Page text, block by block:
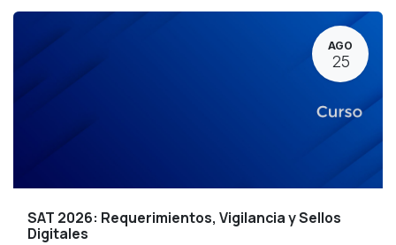
AGO
25
SAT 2026: Requerimientos, Vigilancia y Sellos
Digitales